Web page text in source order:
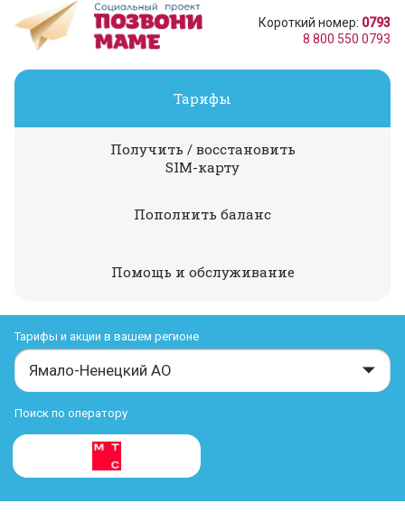
Короткий номер: 0793
8 800 550 0793
Тарифы
Получить / восстановить
SIM-карту
Пополнить баланс
Помощь и обслуживание
Тарифы и акции в вашем регионе
Ямало-Ненецкий АО
Поиск по оператору